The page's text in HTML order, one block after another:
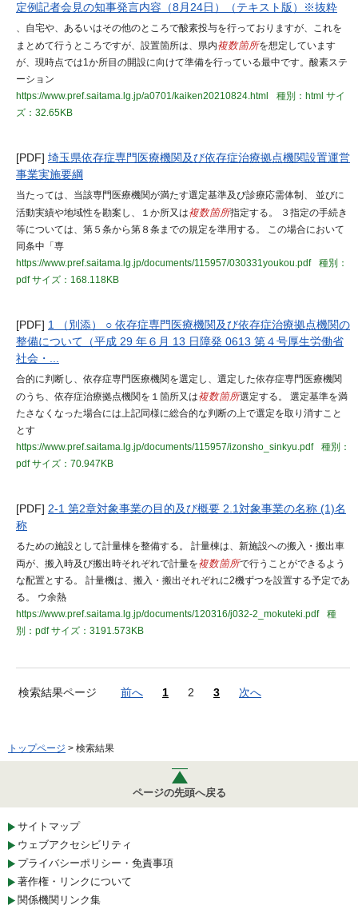
定例記者会見の知事発言内容（8月24日）（テキスト版）※抜粋
、自宅や、あるいはその他のところで酸素投与を行っておりますが、これを
まとめて行うところですが、設置箇所は、県内複数箇所を想定しています
が、現時点では1か所目の開設に向けて準備を行っている最中です。酸素ステ
ーション
https://www.pref.saitama.lg.jp/a0701/kaiken20210824.html
種別：html サイ
ズ：32.65KB
[PDF] 埼玉県依存症専門医療機関及び依存症治療拠点機関設置運営
事業実施要綱
当たっては、当該専門医療機関が満たす選定基準及び診療応需体制、 並びに
活動実績や地域性を勘案し、１か所又は複数箇所指定する。 ３指定の手続き
等については、第５条から第８条までの規定を準用する。 この場合において
同条中「専
https://www.pref.saitama.lg.jp/documents/115957/030331youkou.pdf
種別：
pdfサイズ：168.118KB
[PDF] 1 （別添） ○ 依存症専門医療機関及び依存症治療拠点機関の
整備について（平成 29 年６月 13 日障発 0613 第４号厚生労働省
社会・...
合的に判断し、依存症専門医療機関を選定し、選定した依存症専門医療機関
のうち、依存症治療拠点機関を１箇所又は複数箇所選定する。 選定基準を満
たさなくなった場合には上記同様に総合的な判断の上で選定を取り消すこと
とす
https://www.pref.saitama.lg.jp/documents/115957/izonsho_sinkyu.pdf
種別：
pdfサイズ：70.947KB
[PDF] 2-1 第2章対象事業の目的及び概要 2.1対象事業の名称 (1)名
称
るための施設として計量棟を整備する。 計量棟は、新施設への搬入・搬出車
両が、搬入時及び搬出時それぞれで計量を複数箇所で行うことができるよう
な配置とする。 計量機は、搬入・搬出それぞれに2機ずつを設置する予定であ
る。 ウ余熱
https://www.pref.saitama.lg.jp/documents/120316/j032-2_mokuteki.pdf
種
別：pdfサイズ：3191.573KB
検索結果ページ 前へ 1 2 3 次へ
トップページ > 検索結果
ページの先頭へ戻る
サイトマップ
ウェブアクセシビリティ
プライバシーポリシー・免責事項
著作権・リンクについて
関係機関リンク集